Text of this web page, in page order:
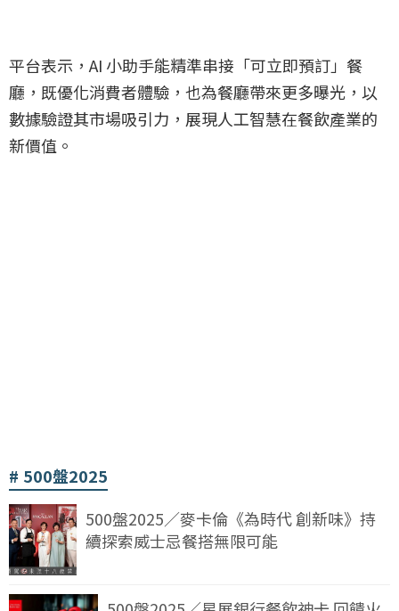
平台表示，AI 小助手能精準串接「可立即預訂」餐
廳，既優化消費者體驗，也為餐廳帶來更多曝光，以
數據驗證其市場吸引力，展現人工智慧在餐飲產業的
新價值。
500盤2025
500盤2025／麥卡倫《為時代 創新味》持
續探索威士忌餐搭無限可能